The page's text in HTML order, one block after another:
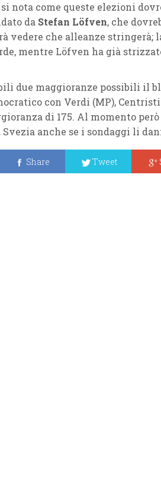
si nota come queste elezioni
da Stefan Löfven, che
vedere che alleanze
mentre Löfven ha già
due maggioranze possibili il
con Verdi (MP), Centristi
di 175. Al momento
Svezia anche se i sondaggi li
Share Tweet